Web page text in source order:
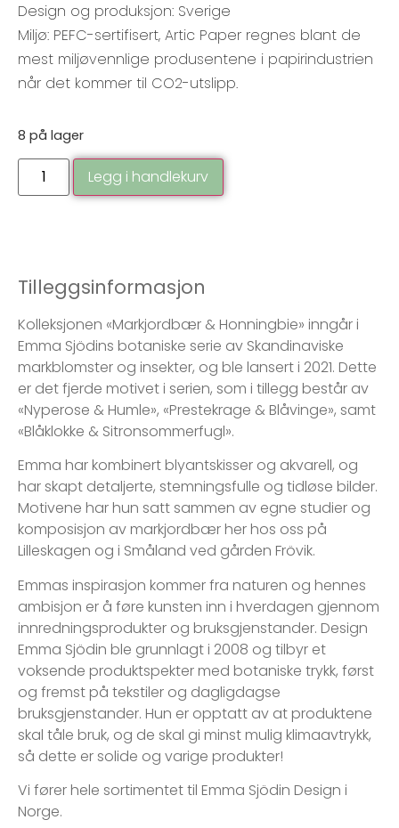
Design og produksjon: Sverige
Miljø: PEFC-sertifisert, Artic Paper regnes blant de
mest miljøvennlige produsentene i papirindustrien
når det kommer til CO2-utslipp.
8 på lager
Legg i handlekurv
Tilleggsinformasjon
Kolleksjonen «Markjordbær & Honningbie» inngår i
Emma Sjödins botaniske serie av Skandinaviske
markblomster og insekter, og ble lansert i 2021. Dette
er det fjerde motivet i serien, som i tillegg består av
«Nyperose & Humle», «Prestekrage & Blåvinge», samt
«Blåklokke & Sitronsommerfugl».
Emma har kombinert blyantskisser og akvarell, og
har skapt detaljerte, stemningsfulle og tidløse bilder.
Motivene har hun satt sammen av egne studier og
komposisjon av markjordbær her hos oss på
Lilleskagen og i Småland ved gården Frövik.
Emmas inspirasjon kommer fra naturen og hennes
ambisjon er å føre kunsten inn i hverdagen gjennom
innredningsprodukter og bruksgjenstander. Design
Emma Sjödin ble grunnlagt i 2008 og tilbyr et
voksende produktspekter med botaniske trykk, først
og fremst på tekstiler og dagligdagse
bruksgjenstander. Hun er opptatt av at produktene
skal tåle bruk, og de skal gi minst mulig klimaavtrykk,
så dette er solide og varige produkter!
Vi fører hele sortimentet til Emma Sjödin Design i
Norge.